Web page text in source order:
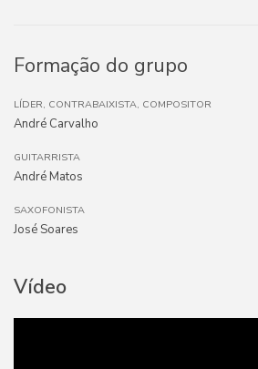
Formação do grupo
LÍDER, CONTRABAIXISTA, COMPOSITOR
André Carvalho
GUITARRISTA
André Matos
SAXOFONISTA
José Soares
Vídeo